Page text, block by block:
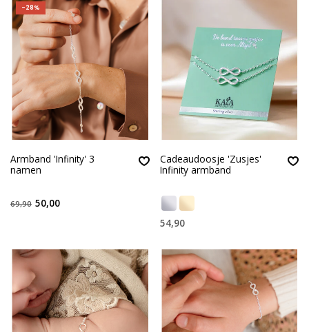
-28%
Armband 'Infinity' 3
namen
69,90 50,00
Cadeaudoosje 'Zusjes'
Infinity armband
54,90